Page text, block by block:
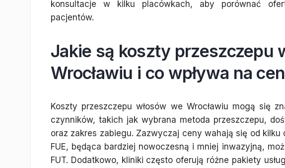
konsultacje w kilku placówkach, aby porównać
pacjentów.
Jakie są koszty przeszczepu
Wrocławiu i co wpływa na
Koszty przeszczepu włosów we Wrocławiu mogą się
czynników, takich jak wybrana metoda przeszczepu,
oraz zakres zabiegu. Zazwyczaj ceny wahają się od
FUE, będąca bardziej nowoczesną i mniej inwazyjną,
FUT. Dodatkowo, kliniki często oferują różne pakiety